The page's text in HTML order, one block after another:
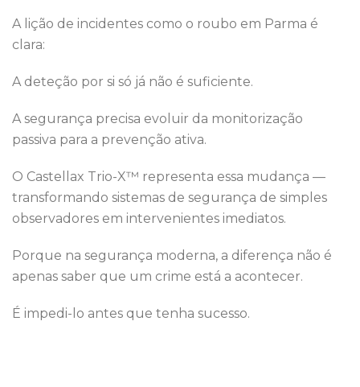
A lição de incidentes como o roubo em Parma é
clara:
A deteção por si só já não é suficiente.
A segurança precisa evoluir da monitorização
passiva para a prevenção ativa.
O Castellax Trio-X™ representa essa mudança —
transformando sistemas de segurança de simples
observadores em intervenientes imediatos.
Porque na segurança moderna, a diferença não é
apenas saber que um crime está a acontecer.
É impedi-lo antes que tenha sucesso.